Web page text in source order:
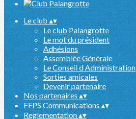
Le club▴▾
Le club Palangrotte
Le mot du président
Adhésions
Assemblée Générale
Le Conseil d Administration
Sorties amicales
Devenir partenaire
Nos partenaires▴▾
FFPS Communications▴▾
Reglementation▴▾